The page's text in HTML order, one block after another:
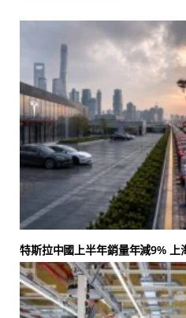
特斯拉中國上半年銷量年減9% 上